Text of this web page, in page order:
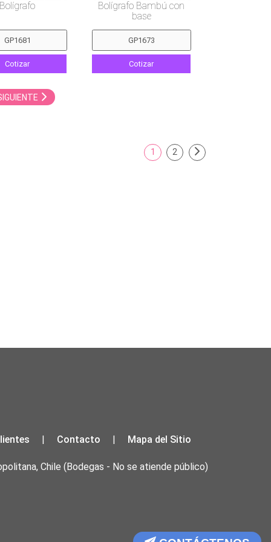
Bolígrafo
Cotizar
Bolígrafo Bambú con
base
Cotizar
1 2
Contacto Mapa del Sitio
Chile (Bodegas - No se atiende público)